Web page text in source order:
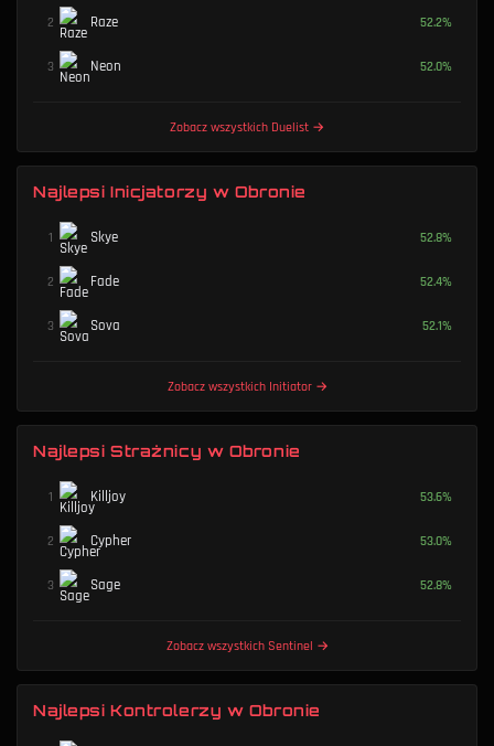
2 Raze 52.2%
3 Neon 52.0%
Zobacz wszystkich Duelist →
Najlepsi Inicjatorzy w Obronie
1 Skye 52.8%
2 Fade 52.4%
3 Sova 52.1%
Zobacz wszystkich Initiator→
Najlepsi Strażnicy w Obronie
1 Killjoy 53.6%
2 Cypher 53.0%
3 Sage 52.8%
Zobacz wszystkich Sentinel →
Najlepsi Kontrolerzy w Obronie